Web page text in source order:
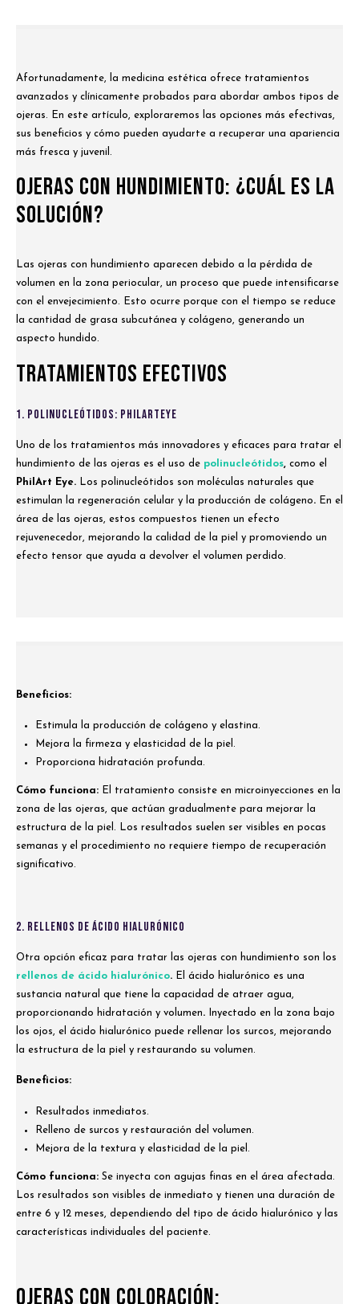
Afortunadamente, la medicina estética ofrece tratamientos
avanzados y clínicamente probados para abordar ambos tipos de
ojeras. En este artículo, exploraremos las opciones más efectivas,
sus beneficios y cómo pueden ayudarte a recuperar una apariencia
más fresca y juvenil.
Ojeras con Hundimiento: ¿Cuál es la
Solución?
Las ojeras con hundimiento aparecen debido a la pérdida de
volumen en la zona periocular, un proceso que puede intensificarse
con el envejecimiento. Esto ocurre porque con el tiempo se reduce
la cantidad de grasa subcutánea y colágeno, generando un
aspecto hundido.
Tratamientos Efectivos
1. Polinucleótidos: PHILARTEYE
Uno de los tratamientos más innovadores y eficaces para tratar el
hundimiento de las ojeras es el uso de polinucleótidos, como el
PhilArt Eye. Los polinucleótidos son moléculas naturales que
estimulan la regeneración celular y la producción de colágeno. En el
área de las ojeras, estos compuestos tienen un efecto
rejuvenecedor, mejorando la calidad de la piel y promoviendo un
efecto tensor que ayuda a devolver el volumen perdido.
Beneficios:
Estimula la producción de colágeno y elastina.
Mejora la firmeza y elasticidad de la piel.
Proporciona hidratación profunda.
Cómo funciona: El tratamiento consiste en microinyecciones en la
zona de las ojeras, que actúan gradualmente para mejorar la
estructura de la piel. Los resultados suelen ser visibles en pocas
semanas y el procedimiento no requiere tiempo de recuperación
significativo.
2. Rellenos de Ácido Hialurónico
Otra opción eficaz para tratar las ojeras con hundimiento son los
rellenos de ácido hialurónico. El ácido hialurónico es una
sustancia natural que tiene la capacidad de atraer agua,
proporcionando hidratación y volumen. Inyectado en la zona bajo
los ojos, el ácido hialurónico puede rellenar los surcos, mejorando
la estructura de la piel y restaurando su volumen.
Beneficios:
Resultados inmediatos.
Relleno de surcos y restauración del volumen.
Mejora de la textura y elasticidad de la piel.
Cómo funciona: Se inyecta con agujas finas en el área afectada.
Los resultados son visibles de inmediato y tienen una duración de
entre 6 y 12 meses, dependiendo del tipo de ácido hialurónico y las
características individuales del paciente.
Ojeras con Coloración: